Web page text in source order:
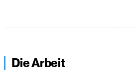
Die Arbeit